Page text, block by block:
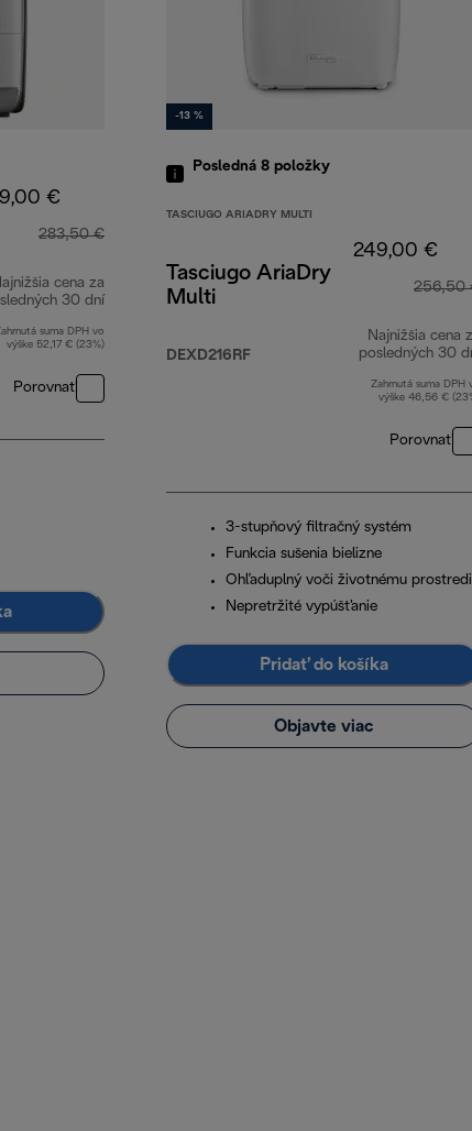
€
283,50 €
cena za
30 dní
suma DPH vo
výške 52,17 € (23%)
Porovnať
-13 %
Posledná 8 položky
TASCIUGO ARIADRY MULTI
Tasciugo AriaDry
Multi
DEXD216RF
249,00 €
256,50
Najnižšia cena
posledných 30
Zahrnutá suma DPH
výške 46,56 €
Porovnať
3-stupňový filtračný systém
Funkcia sušenia bielizne
Ohľaduplný voči životnému
Nepretržité vypúšťanie
Pridať do košíka
Objavte viac